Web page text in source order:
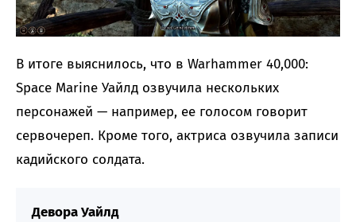
В итоге выяснилось, что в Warhammer 40,000:
Space Marine Уайлд озвучила нескольких
персонажей — например, ее голосом говорит
сервочереп. Кроме того, актриса озвучила записи
кадийского солдата.
Девора Уайлд